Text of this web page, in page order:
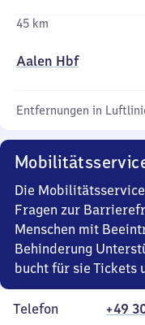
45 km
Aalen Hbf
Entfernungen in
Die
Fragen zur
Menschen mit
Behinderung
bucht für sie Tickets
Telefon
+49